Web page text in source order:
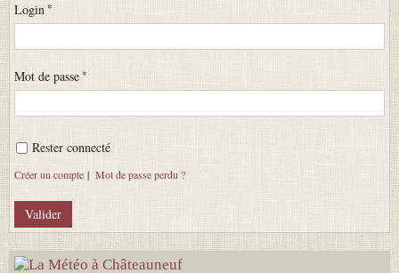
Login
Mot de passe
Rester connecté
Créer un compte | Mot de passe perdu ?